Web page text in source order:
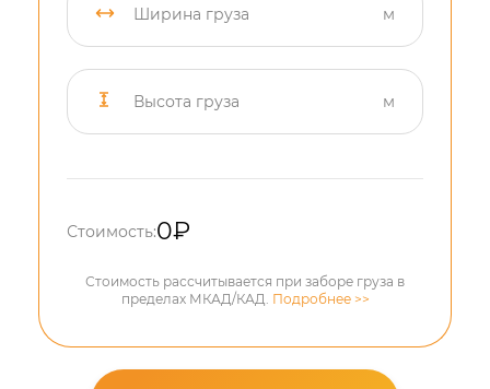
м
м
Стоимость:0₽
Стоимость рассчитывается при заборе груза в
пределах МКАД/КАД. Подробнее >>